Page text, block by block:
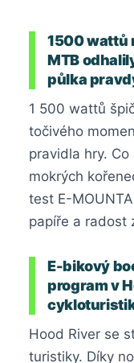
1500 wattů
MTB
půlka
1 500 wattů
točivého
pravidla hry.
mokrých
test E-
papíře a radost
E-bikový
program v
Hood River se
turistiky. Díky